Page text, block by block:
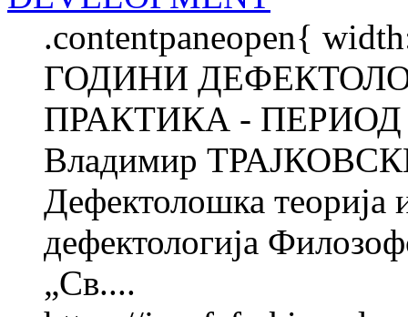
.contentpaneopen{
ГОДИНИ
ПРАКТИКА -
Владимир
Дефектолошка теорија
дефектологија
„Св....